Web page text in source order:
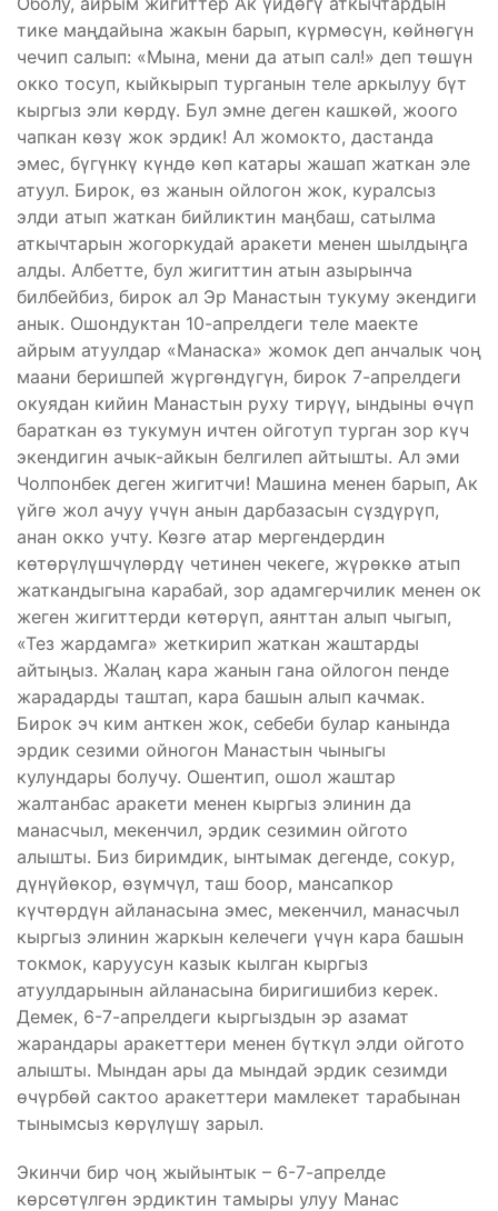
тике маңдайына жакын барып, күрмөсүн, көйнөгүн
чечип салып: «Мына, мени да атып сал!» деп төшүн
окко тосуп, кыйкырып турганын теле аркылуу бүт
кыргыз эли көрдү. Бул эмне деген кашкөй, жоого
чапкан көзү жок эрдик! Ал жомокто, дастанда
эмес, бүгүн­кү күндө көп катары жашап жаткан эле
атуул. Бирок, өз жанын ойлогон жок, куралсыз
элди атып жаткан бийликтин маңбаш, сатылма
аткычтарын жогоркудай аракети менен шылдыңга
алды. Албетте, бул жигиттин атын азырынча
билбейбиз, бирок ал Эр Манастын тукуму экендиги
анык. Ошондуктан 10-апрелдеги теле маекте
айрым атуулдар «Манаска» жомок деп анчалык чоң
маани беришпей жүргөндүгүн, бирок 7-апрелдеги
окуядан кийин Манастын руху тирүү, ындыны өчүп
бараткан өз тукумун ичтен ойготуп турган зор күч
экендигин ачык-айкын белгилеп айтышты. Ал эми
Чолпонбек деген жигитчи! Машина менен барып, Ак
үйгө жол ачуу үчүн анын дарбазасын сүздүрүп,
анан окко учту. Көзгө атар мергендердин
көтөрүлүшчүлөрдү четинен чекеге, жүрөккө атып
жаткандыгына карабай, зор адамгерчилик менен ок
жеген жигиттерди көтөрүп, аянттан алып чыгып,
«Тез жардамга» жеткирип жаткан жаштарды
айтыңыз. Жалаң кара жанын гана ойлогон пенде
жарадарды таштап, кара башын алып качмак.
Бирок эч ким анткен жок, себеби булар канында
эрдик сезими ойногон Манастын чыныгы
кулундары болучу. Ошентип, ошол жаштар
жалтанбас аракети менен кыргыз элинин да
манасчыл, мекенчил, эрдик сезимин ойгото
алышты. Биз биримдик, ынтымак дегенде, сокур,
дүнүйөкор, өзүмчүл, таш боор, мансапкор
күчтөрдүн айланасына эмес, мекенчил, манасчыл
кыргыз элинин жаркын келечеги үчүн кара башын
токмок, каруусун казык кылган кыргыз
атуулдарынын айланасына биригишибиз керек.
Демек, 6-7-апрелдеги кыргыздын эр азамат
жарандары аракеттери менен бүткүл элди ойгото
алышты. Мындан ары да мындай эрдик сезимди
өчүрбөй сактоо аракеттери мамлекет тарабынан
тынымсыз көрүлүшү зарыл.
Экинчи бир чоң жыйынтык – 6-7-апрелде
көрсөтүлгөн эрдиктин тамыры улуу Манас